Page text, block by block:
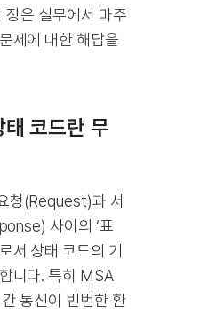
장은 실무에서 마주
제에 대한 해답을
코드란 무
청(Request)과 서
사이의 ‘표
서 상태 코드의 기
니다. 특히 MSA
통신이 빈번한 환